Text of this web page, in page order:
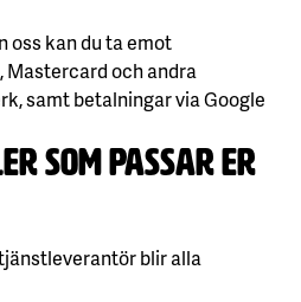
oss kan du ta emot
och andra
samt betalningar via Google
som passar er
blir alla